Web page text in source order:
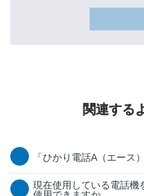
関連する
「ひかり電話A（エース
現在使用している電話機